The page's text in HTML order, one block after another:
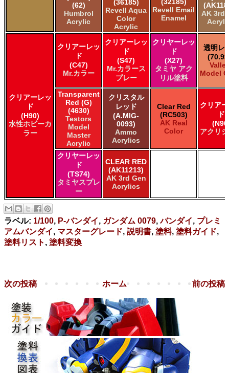
(62)
Humbrol
Acrylic
(36185)
Revell Aqua
Color
Acrylic
Revell Email
Enamel
AK 3rd
クリアーレッ
ド
(H90)
水性ホビーカ
ラー
クリアーレッ
ド
(C47)
Mr.カラー
クリアーレッ
ド
(S47)
Mr.カラース
プレー
クリヤーレッ
ド
(X27)
タミヤ アク
リル塗料
透明レ
Model
Transparent
Red (G)
(4630)
Testors
Model
Master
Acrylic
クリスタル
レッド
(A.MIG-
0093)
Ammo
Acrylics
Clear Red
(RC503)
AK Real
Color
クリア
ド
アクリ
クリヤーレッ
ド
(TS74)
タミヤスプレ
ー
CLEAR RED
(AK11213)
AK 3rd Gen
Acrylics
ラベル: 1/100, P-バンダイ, ガンダム 0079,バンダイ, プレミ
アムバンダイ, マスターグレード, 説明書, 塗料, 塗料ガイド,
塗料リスト , 塗料変換
次の投稿 前の投稿
ホーム